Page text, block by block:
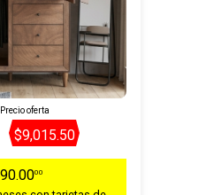
oferta
$9,015.50
00